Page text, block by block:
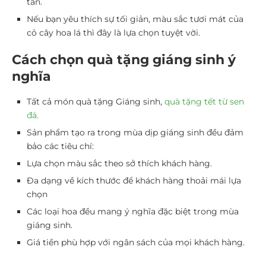
Nếu bạn yêu thích sự tối giản, màu sắc tươi mát của
cỏ cây hoa lá thì đây là lựa chọn tuyệt vời.
Cách chọn quà tặng giáng sinh ý
nghĩa
Tất cả món quà tặng Giáng sinh, quà tặng tết từ sen
đá.
Sản phẩm tạo ra trong mùa dịp giáng sinh đều đảm
bảo các tiêu chí:
Lựa chọn màu sắc theo sở thích khách hàng.
Đa dạng về kích thước để khách hàng thoải mái lựa
chọn
Các loại hoa đều mang ý nghĩa đặc biệt trong mùa
giáng sinh.
Giá tiền phù hợp với ngân sách của mọi khách hàng.